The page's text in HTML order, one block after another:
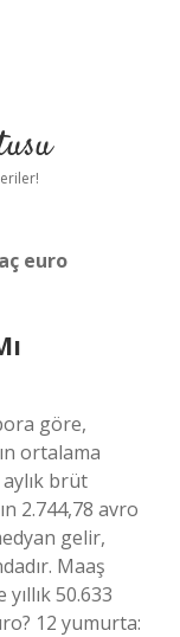
euro
göre,
ortalama
brüt
2.744,78 avro
gelir,
Maaş
50.633
12 yumurta: